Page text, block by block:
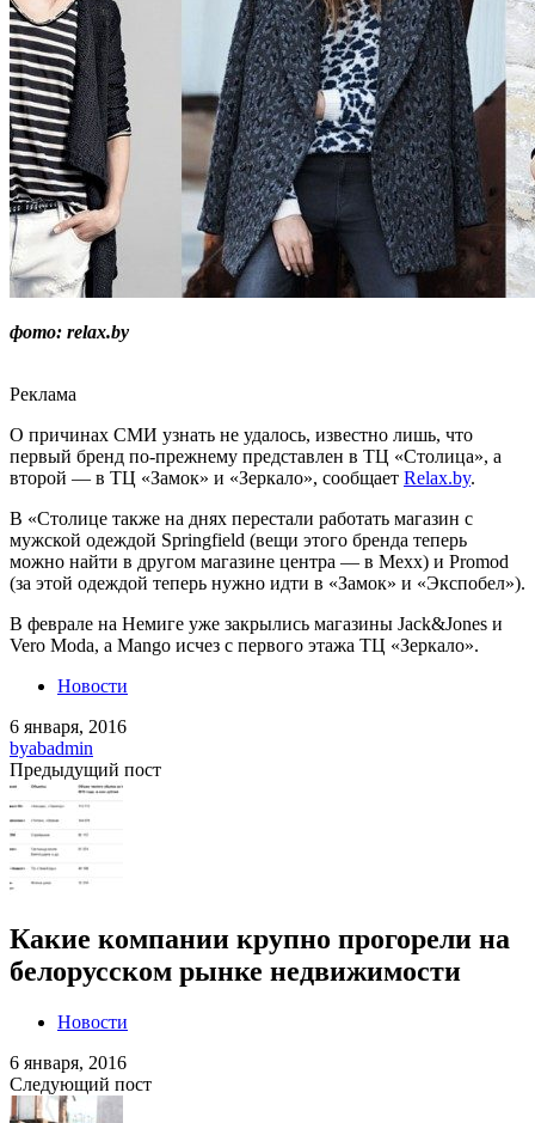
фото: relax.by
Реклама
О причинах СМИ узнать не удалось, известно лишь, что
первый бренд по-прежнему представлен в ТЦ «Столица», а
второй — в ТЦ «Замок» и «Зеркало», сообщает Relax.by.
В «Столице также на днях перестали работать магазин с
мужской одеждой Springfield (вещи этого бренда теперь
можно найти в другом магазине центра — в Mexx) и Promod
(за этой одеждой теперь нужно идти в «Замок» и «Экспобел»).
В феврале на Немиге уже закрылись магазины Jack&Jones и
Vero Moda, а Mango исчез с первого этажа ТЦ «Зеркало».
Новости
6 января, 2016
byabadmin
Предыдущий пост
Какие компании крупно прогорели на
белорусском рынке недвижимости
Новости
6 января, 2016
Следующий пост